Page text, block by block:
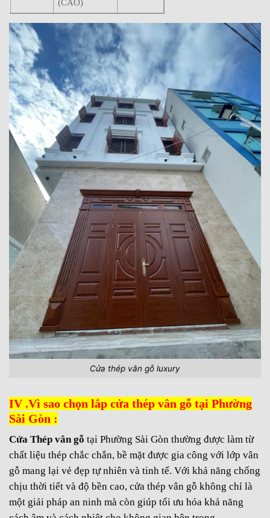
(CAO)
Cửa thép vân gỗ luxury
IV .Vì sao chọn lắp cửa thép vân gỗ tại Phường
Sài Gòn :
Cửa Thép vân gỗ tại Phường Sài Gòn thường được làm từ
chất liệu thép chắc chắn, bề mặt được gia công với lớp vân
gỗ mang lại vẻ đẹp tự nhiên và tinh tế. Với khả năng chống
chịu thời tiết và độ bền cao, cửa thép vân gỗ không chỉ là
một giải pháp an ninh mà còn giúp tối ưu hóa khả năng